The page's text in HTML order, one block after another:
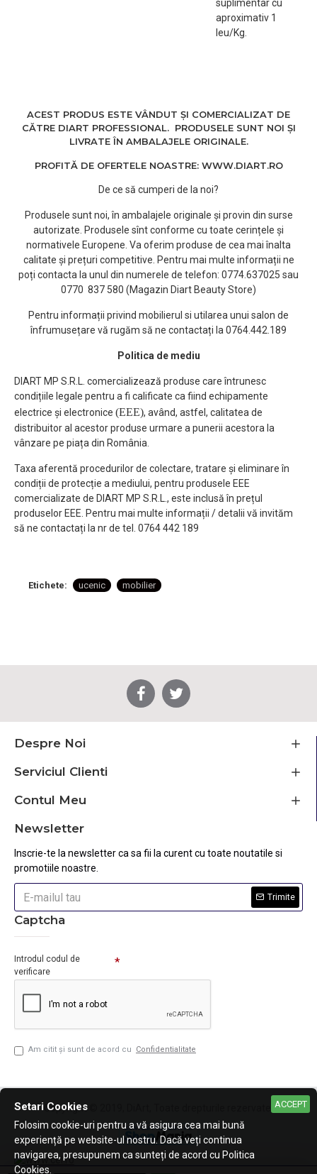
suplimentar cu
aproximativ 1
leu/Kg.
ACEST PRODUS ESTE VÂNDUT ȘI COMERCIALIZAT DE
CĂTRE DIART PROFESSIONAL. PRODUSELE SUNT NOI ȘI
LIVRATE ÎN AMBALAJELE ORIGINALE.
PROFITĂ DE OFERTELE NOASTRE: WWW.DIART.RO
De ce să cumperi de la noi?
Produsele sunt noi, în ambalajele originale și provin din surse
autorizate. Produsele sînt conforme cu toate cerințele și
normativele Europene. Va oferim produse de cea mai înalta
calitate și prețuri competitive. Pentru mai multe informații ne
poți contacta la unul din numerele de telefon: 0774.637025 sau
0770 837 580 (Magazin Diart Beauty Store)
Pentru informații privind mobilierul si utilarea unui salon de
înfrumusețare vă rugăm să ne contactați la 0764.442.189
Politica de mediu
DIART MP S.R.L. comercializează produse care întrunesc
condițiile legale pentru a fi calificate ca fiind echipamente
electrice și electronice (EEE), având, astfel, calitatea de
distribuitor al acestor produse urmare a punerii acestora la
vânzare pe piața din România.
Taxa aferentă procedurilor de colectare, tratare și eliminare în
condiții de protecție a mediului, pentru produsele EEE
comercializate de DIART MP S.R.L., este inclusă în prețul
produselor EEE. Pentru mai multe informații / detalii vă invităm
să ne contactați la nr de tel. 0764 442 189
Etichete: ucenic mobilier
Despre Noi
Serviciul Clienti
Contul Meu
Newsletter
Inscrie-te la newsletter ca sa fii la curent cu toate noutatile si
promotiile noastre.
Trimite
Captcha
Introdul codul de
verificare
Am citit şi sunt de acord cu Confidentialitate
Copyright © 2019, DiArt, Toate drepturile rezervate. ACCEPT
Setari Cookies
Folosim cookie-uri pentru a vă asigura cea mai bună
experiență pe website-ul nostru. Dacă veți continua
navigarea, presupunem ca sunteți de acord cu Politica
Cookies.